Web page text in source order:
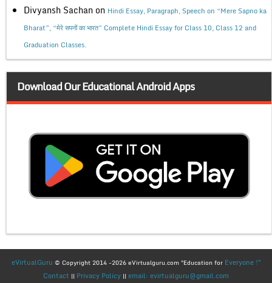
Divyansh Sachan on Hindi Essay, Paragraph, Speech on “Mere Sapno ka
Bharat”, “मेरे सपनों का भारत” Complete Hindi Essay for Class 10, Class 12 and
Graduation Classes.
Download Our Educational Android Apps
eVirtualGuru © Copyright 2014 -2026 eVirtualguru.com "Education for Everyone !"
Contact || Privacy Policy || email: evirtualguru@gmail.com